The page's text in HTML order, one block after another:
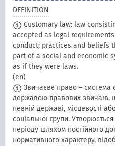
DEFINITION
Customary law: law
accepted as legal
conduct; practices and beliefs
part of a social and economic
as if they were laws.
(en)
Звичаєве право – система
державою правових звичаїв,
певній державі, місцевості
соціальної групи.
періоду шляхом постійного
нормативного характеру,